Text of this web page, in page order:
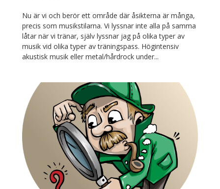
Nu är vi och berör ett område där åsikterna är många,
precis som musikstilarna. Vi lyssnar inte alla på samma
låtar när vi tränar, själv lyssnar jag på olika typer av
musik vid olika typer av träningspass. Högintensiv
akustisk musik eller metal/hårdrock under...